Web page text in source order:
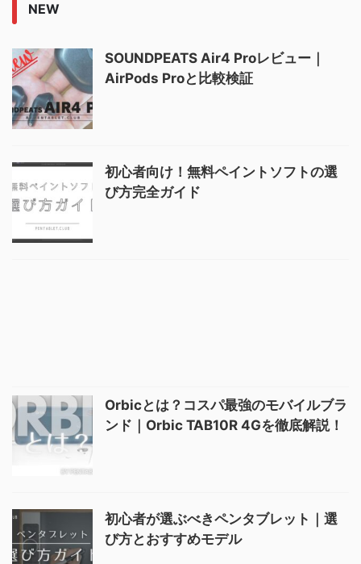
NEW
SOUNDPEATS Air4 Proレビュー｜
AirPods Proと比較検証
初心者向け！無料ペイントソフトの選
び方完全ガイド
Orbicとは？コスパ最強のモバイルブラ
ンド｜Orbic TAB10R 4Gを徹底解説！
初心者が選ぶべきペンタブレット｜選
び方とおすすめモデル